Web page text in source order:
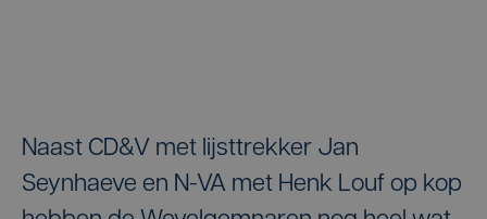
Naast CD&V met lijsttrekker Jan
Seynhaeve en N-VA met Henk Louf op kop